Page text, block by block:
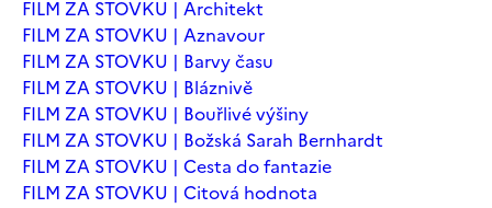
FILM ZA STOVKU | Architekt
FILM ZA STOVKU | Aznavour
FILM ZA STOVKU | Barvy času
FILM ZA STOVKU | Bláznivě
FILM ZA STOVKU | Bouřlivé výšiny
FILM ZA STOVKU | Božská Sarah Bernhardt
FILM ZA STOVKU | Cesta do fantazie
FILM ZA STOVKU | Citová hodnota